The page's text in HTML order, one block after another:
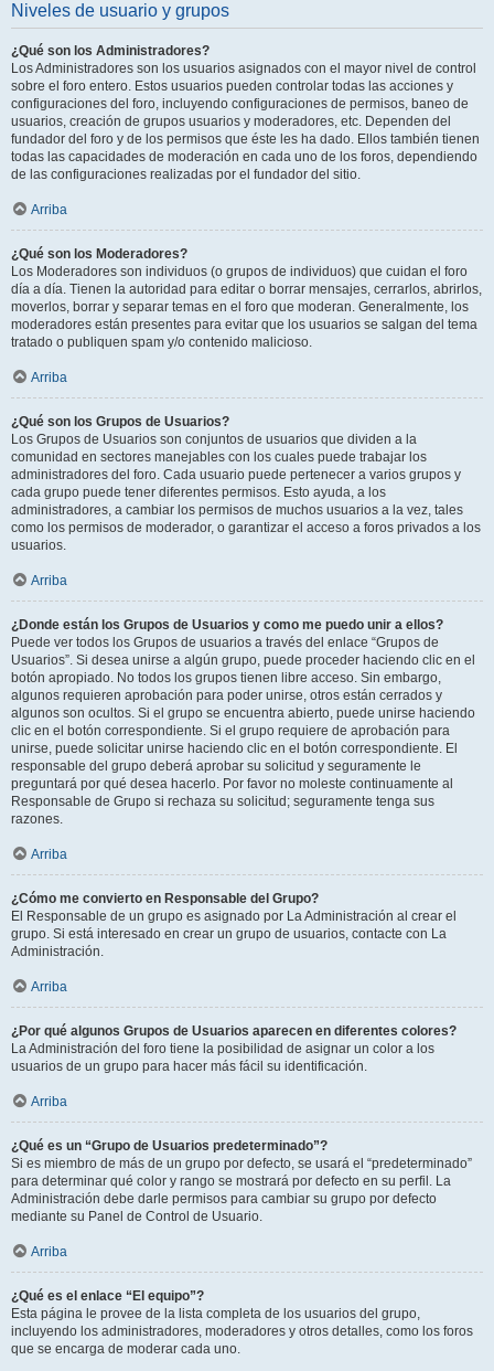
Niveles de usuario y grupos
¿Qué son los Administradores?
Los Administradores son los usuarios asignados con el mayor nivel de control
sobre el foro entero. Estos usuarios pueden controlar todas las acciones y
configuraciones del foro, incluyendo configuraciones de permisos, baneo de
usuarios, creación de grupos usuarios y moderadores, etc. Dependen del
fundador del foro y de los permisos que éste les ha dado. Ellos también tienen
todas las capacidades de moderación en cada uno de los foros, dependiendo
de las configuraciones realizadas por el fundador del sitio.
Arriba
¿Qué son los Moderadores?
Los Moderadores son individuos (o grupos de individuos) que cuidan el foro
día a día. Tienen la autoridad para editar o borrar mensajes, cerrarlos, abrirlos,
moverlos, borrar y separar temas en el foro que moderan. Generalmente, los
moderadores están presentes para evitar que los usuarios se salgan del tema
tratado o publiquen spam y/o contenido malicioso.
Arriba
¿Qué son los Grupos de Usuarios?
Los Grupos de Usuarios son conjuntos de usuarios que dividen a la
comunidad en sectores manejables con los cuales puede trabajar los
administradores del foro. Cada usuario puede pertenecer a varios grupos y
cada grupo puede tener diferentes permisos. Esto ayuda, a los
administradores, a cambiar los permisos de muchos usuarios a la vez, tales
como los permisos de moderador, o garantizar el acceso a foros privados a los
usuarios.
Arriba
¿Donde están los Grupos de Usuarios y como me puedo unir a ellos?
Puede ver todos los Grupos de usuarios a través del enlace “Grupos de
Usuarios”. Si desea unirse a algún grupo, puede proceder haciendo clic en el
botón apropiado. No todos los grupos tienen libre acceso. Sin embargo,
algunos requieren aprobación para poder unirse, otros están cerrados y
algunos son ocultos. Si el grupo se encuentra abierto, puede unirse haciendo
clic en el botón correspondiente. Si el grupo requiere de aprobación para
unirse, puede solicitar unirse haciendo clic en el botón correspondiente. El
responsable del grupo deberá aprobar su solicitud y seguramente le
preguntará por qué desea hacerlo. Por favor no moleste continuamente al
Responsable de Grupo si rechaza su solicitud; seguramente tenga sus
razones.
Arriba
¿Cómo me convierto en Responsable del Grupo?
El Responsable de un grupo es asignado por La Administración al crear el
grupo. Si está interesado en crear un grupo de usuarios, contacte con La
Administración.
Arriba
¿Por qué algunos Grupos de Usuarios aparecen en diferentes colores?
La Administración del foro tiene la posibilidad de asignar un color a los
usuarios de un grupo para hacer más fácil su identificación.
Arriba
¿Qué es un “Grupo de Usuarios predeterminado”?
Si es miembro de más de un grupo por defecto, se usará el “predeterminado”
para determinar qué color y rango se mostrará por defecto en su perfil. La
Administración debe darle permisos para cambiar su grupo por defecto
mediante su Panel de Control de Usuario.
Arriba
¿Qué es el enlace “El equipo”?
Esta página le provee de la lista completa de los usuarios del grupo,
incluyendo los administradores, moderadores y otros detalles, como los foros
que se encarga de moderar cada uno.